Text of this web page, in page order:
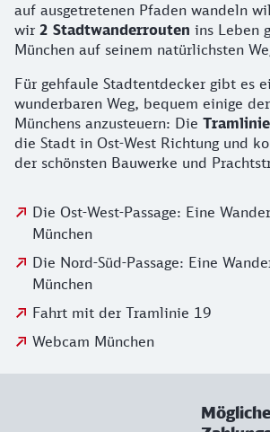
auf ausgetretenen Pfaden wandeln
wir 2 Stadtwanderrouten ins Leben
München auf seinem natürlichsten
Für gehfaule Stadtentdecker gibt es
wunderbaren Weg, bequem einige
Münchens anzusteuern: Die
die Stadt in Ost-West Richtung und
der schönsten Bauwerke und
Die Ost-West-Passage: Eine
München
Die Nord-Süd-Passage: Eine
München
Fahrt mit der Tramlinie 19
Webcam München
Mögliche